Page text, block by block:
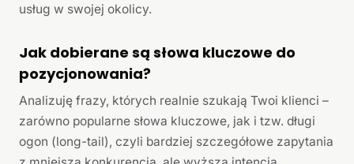
usług w swojej okolicy.
Jak dobierane są słowa kluczowe do
pozycjonowania?
Analizuję frazy, których realnie szukają Twoi klienci –
zarówno popularne słowa kluczowe, jak i tzw. długi
ogon (long-tail), czyli bardziej szczegółowe zapytania